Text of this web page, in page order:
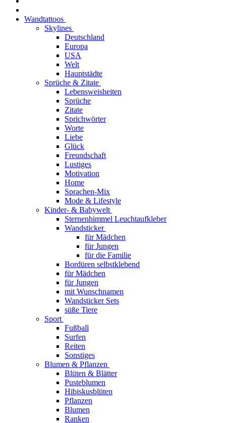
Wandtattoos
Skylines
Deutschland
Europa
USA
Welt
Hauptstädte
Sprüche & Zitate
Lebensweisheiten
Sprüche
Zitate
Sprichwörter
Worte
Liebe
Glück
Freundschaft
Lustiges
Motivation
Home
Sprachen-Mix
Mode & Lifestyle
Kinder- & Babywelt
Sternenhimmel Leuchtaufkleber
Wandsticker
für Mädchen
für Jungen
für die Familie
Bordüren selbstklebend
für Mädchen
für Jungen
mit Wunschnamen
Wandsticker Sets
süße Tiere
Sport
Fußball
Surfen
Reiten
Sonstiges
Blumen & Pflanzen
Blüten & Blätter
Pusteblumen
Hibiskusblüten
Pflanzen
Blumen
Ranken